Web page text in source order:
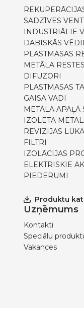
SADZĪVES
INDUSTRIĀLIE
DABISKĀS
PLASTMASAS
METĀLA RESTES
DIFUZORI
PLASTMASAS
GAISA VADI
METĀLA APAĻĀ
IZOLĒTA
REVĪZIJAS
FILTRI
IZOLĀCIJAS
ELEKTRISKIE
PIEDERUMI
Produktu
Uzņēmums
Kontakti
Speciālu
Vakances